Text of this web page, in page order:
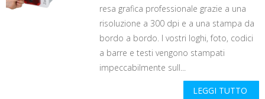
resa grafica professionale grazie a una
risoluzione a 300 dpi e a una stampa da
bordo a bordo. I vostri loghi, foto, codici
a barre e testi vengono stampati
impeccabilmente sull...
LEGGI TUTTO